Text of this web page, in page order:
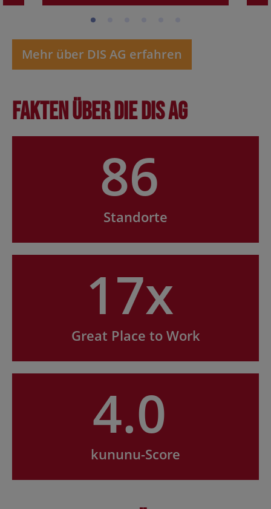
Mehr über DIS AG erfahren
Fakten über die DIS AG
86
Standorte
17x
Great Place to Work
4.0
kununu-Score